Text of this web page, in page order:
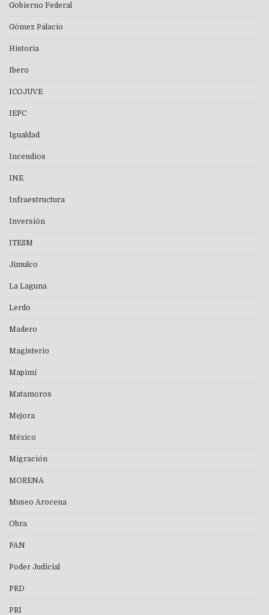
Gobierno Federal
Gómez Palacio
Historia
Ibero
ICOJUVE
IEPC
Igualdad
Incendios
INE
Infraestructura
Inversión
ITESM
Jimulco
La Laguna
Lerdo
Madero
Magisterio
Mapimí
Matamoros
Mejora
México
Migración
MORENA
Museo Arocena
Obra
PAN
Poder Judicial
PRD
PRI